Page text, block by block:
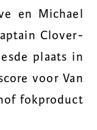
en Michael
Clover-
plaats in
voor Van
fokproduct